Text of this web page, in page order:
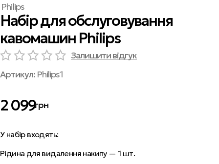
Philips
Набір для обслуговування
кавомашин Philips
Залишити відгук
Артикул: Philips1
2 099грн
У набір входять:
Рідина для видалення накипу — 1 шт.